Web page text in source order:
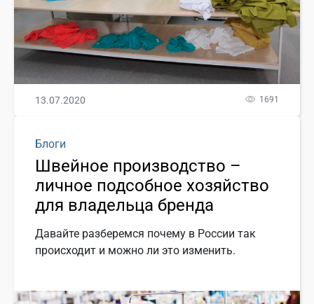
13.07.2020 1691
Блоги
Швейное производство –
личное подсобное хозяйство
для владельца бренда
Давайте разберемся почему в России так
происходит и можно ли это изменить.